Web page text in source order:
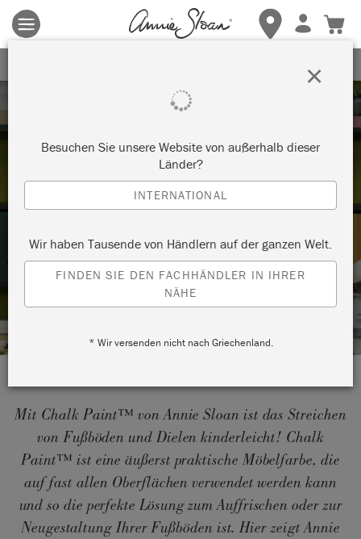
Es gelten die allgemeinen Geschäftsbedingungen.
hierfür weitere Informationen.
Technik
SO STREICHEN SIE FUSSBÖDEN MIT C
HALK PAINT™
Mit Chalk Paint™ von Annie Sloan ist das Streichen
von Fußböden und Dielen kinderleicht! Chalk
Paint™ ist eine äußerst praktische Möbelfarbe, die
auf fast allen Oberflächen verwendet werden kann
und so die perfekte Lösung zum Auffrischen oder zur
Neugestaltung Ihrer Fußböden ist. Hier zeigt Annie
Besuchen Sie unsere Website von außerhalb dieser
Länder?
INTERNATIONAL
Wir haben Tausende von Händlern auf der ganzen Welt.
FINDEN SIE DEN FACHHÄNDLER IN IHRER
NÄHE
* Wir versenden nicht nach Griechenland.
×